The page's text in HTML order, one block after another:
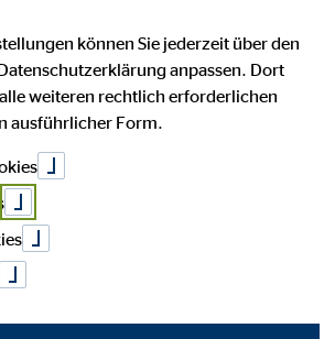
AG hat als für die Verarbeitung
technische und organisatorische
um einen möglichst lückenlosen
Internetseite verarbeiteten
Daten sicherzustellen. Dennoch können
grundsätzlich
sodass ein absoluter Schutz nicht
kann. Aus diesem Grund steht es jeder
personenbezogene Daten auch auf
telefonisch, an uns zu
können Sie jederzeit über den
anpassen. Dort
weiteren rechtlich erforderlichen
ausführlicher Form.